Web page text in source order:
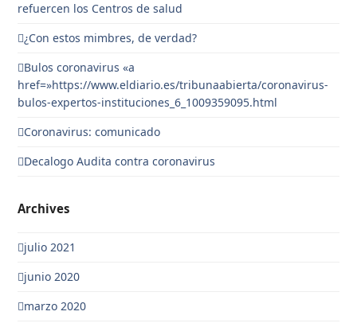
refuercen los Centros de salud
¿Con estos mimbres, de verdad?
Bulos coronavirus «a
href=»https://www.eldiario.es/tribunaabierta/coronavirus-
bulos-expertos-instituciones_6_1009359095.html
Coronavirus: comunicado
Decalogo Audita contra coronavirus
Archives
julio 2021
junio 2020
marzo 2020